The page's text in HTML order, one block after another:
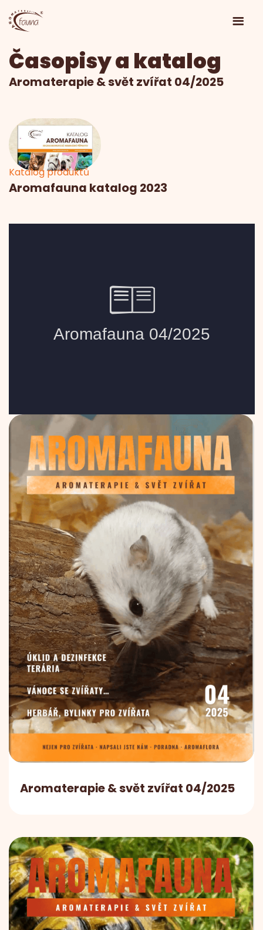
Časopisy a katalog
Aromaterapie & svět zvířat 04/2025
Katalog produktů
Aromafauna katalog 2023
Aromaterapie & svět zvířat 04/2025